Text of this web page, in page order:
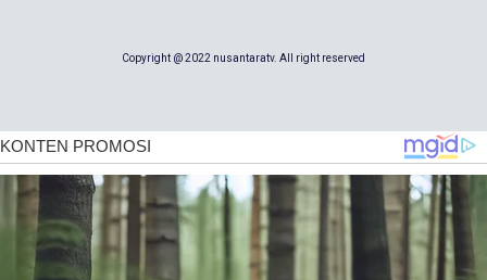
Copyright @ 2022 nusantaratv. All right reserved